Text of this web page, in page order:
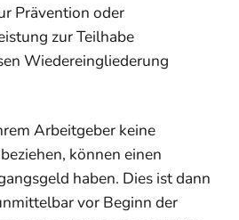
Prävention oder
zur Teilhabe
Wiedereingliederung
Arbeitgeber keine
können einen
haben. Dies ist dann
vor Beginn der